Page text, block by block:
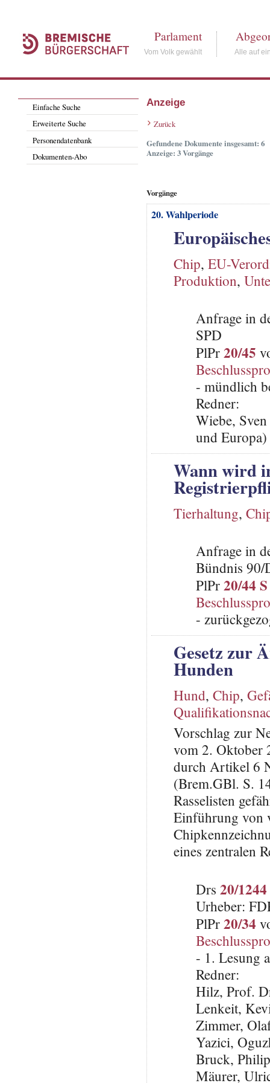
Parlament
Vom Volk gewählt Alle auf
Einfache Suche
Erweiterte Suche
Personendatenbank
Dokumenten-Abo
Anzeige
Zurück
Gefundene Dokumente insgesamt: 6
Anzeige: 3 Vorgänge
Vorgänge
20. Wahlperiode
Chip, EU-
Produktion,
Anfrage in
SPD
PlPr20/45
- mündlich
Redner:
Wiebe,
und
Wann wird
Tierhaltung,
Anfrage in
Bündnis 90/
PlPr20/44 S
-
Gesetz zur
Hunden
Hund, Chip,
Vorschlag zur
vom 2. Oktober
durch Artikel 6
(Brem.GBl. S.
Rasselisten
Einführung von
eines zentralen
Drs 20/1244
Urheber:
PlPr20/34
- 1. Lesung
Redner:
Hilz, Prof.
Lenkeit,
Zimmer,
Yazici,
Bruck,
Mäurer,